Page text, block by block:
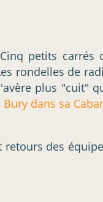
petits carrés
rondelles de
plus "cuit"
dans sa
retours des